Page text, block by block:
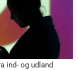
ind- og udland